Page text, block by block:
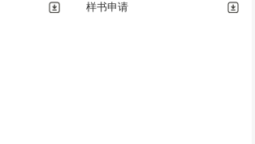
样书申请